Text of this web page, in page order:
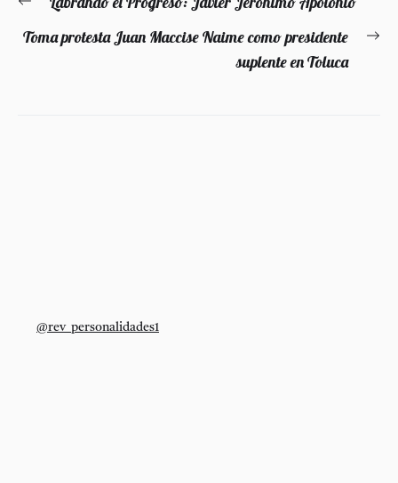
entradas
Toma protesta Juan Maccise Naime como presidente
suplente en Toluca
@rev_personalidades1